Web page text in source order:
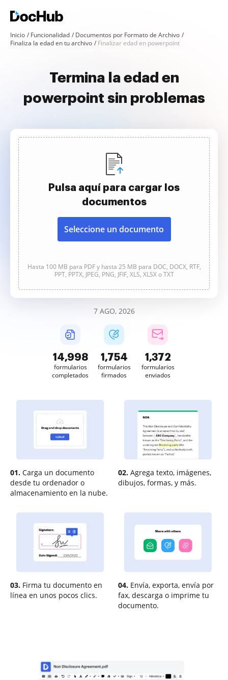
Inicio Funcionalidad
Documentos por Formato de Archivo
Finaliza la edad en tu archivo
Finalizar edad en powerpoint
Termina la edad en
powerpoint sin problemas
Pulsa aquí para cargar los
documentos
Seleccione un documento
Hasta 100 MB para PDF y hasta 25 MB para DOC, DOCX, RTF,
PPT, PPTX, JPEG, PNG, JFIF, XLS, XLSX o TXT
7 AGO, 2026
14,998
formularios
completados
1,754
formularios
firmados
1,372
formularios
enviados
01. Carga un documento
desde tu ordenador o
almacenamiento en la nube.
02. Agrega texto, imágenes,
dibujos, formas, y más.
03. Firma tu documento en
línea en unos pocos clics.
04. Envía, exporta, envía por
fax, descarga o imprime tu
documento.